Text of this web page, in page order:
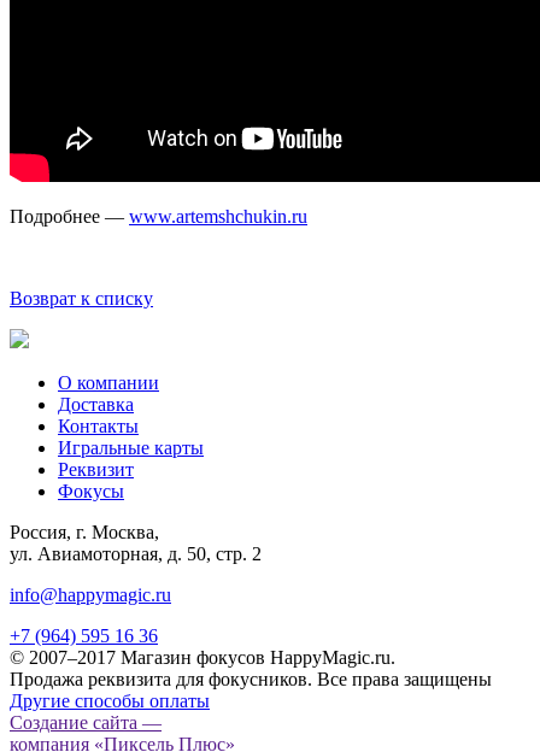
Подробнее — www.artemshchukin.ru
Возврат к списку
О компании
Доставка
Контакты
Игральные карты
Реквизит
Фокусы
Россия, г. Москва,
ул. Авиамоторная, д. 50, стр. 2
info@happymagic.ru
+7 (964) 595 16 36
© 2007–2017 Магазин фокусов HappyMagic.ru.
Продажа реквизита для фокусников. Все права защищены
Другие способы оплаты
Создание сайта —
компания «Пиксель Плюс»